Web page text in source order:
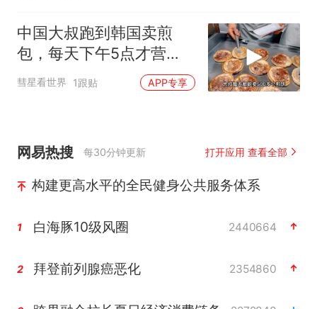
中国大叔跑到韩国卖煎
包，每天下午5点才营
业，直言月赚5万很满足
彗星看世界 1跟贴 APP专享
网易热搜 每30分钟更新 打开应用 查看全部
构建更高水平的全民健身公共服务体系
1 白海豚10级风圈 2440664
2 拜登前列腺癌恶化 2354860